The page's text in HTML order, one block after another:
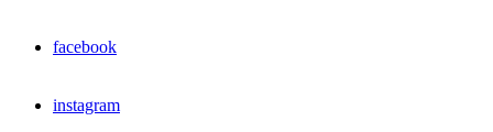
facebook
instagram